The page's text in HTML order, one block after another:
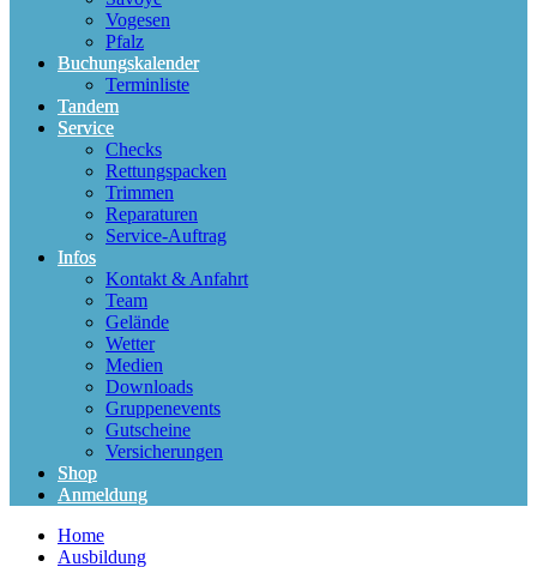
Vogesen
Pfalz
Buchungskalender
Terminliste
Tandem
Service
Checks
Rettungspacken
Trimmen
Reparaturen
Service-Auftrag
Infos
Kontakt & Anfahrt
Team
Gelände
Wetter
Medien
Downloads
Gruppenevents
Gutscheine
Versicherungen
Shop
Anmeldung
Home
Ausbildung